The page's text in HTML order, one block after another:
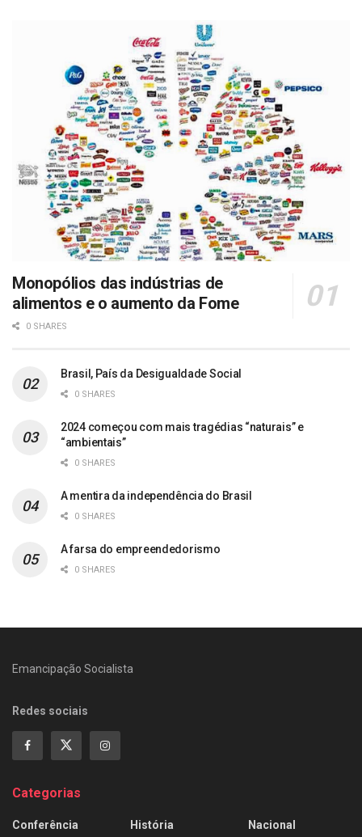
Monopólios das indústrias de
alimentos e o aumento da Fome
0 SHARES
Brasil, País da Desigualdade Social
0 SHARES
2024 começou com mais tragédias “naturais” e
“ambientais”
0 SHARES
A mentira da independência do Brasil
0 SHARES
A farsa do empreendedorismo
0 SHARES
Emancipação Socialista
Redes sociais
Categorias
Conferência História Nacional